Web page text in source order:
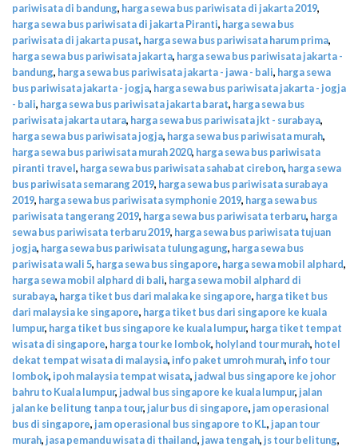
pariwisata di bandung, harga sewa bus pariwisata di jakarta 2019,
harga sewa bus pariwisata di jakarta Piranti, harga sewa bus
pariwisata di jakarta pusat, harga sewa bus pariwisata harum prima,
harga sewa bus pariwisata jakarta, harga sewa bus pariwisata jakarta -
bandung, harga sewa bus pariwisata jakarta - jawa - bali, harga sewa
bus pariwisata jakarta - jogja, harga sewa bus pariwisata jakarta - jogja
- bali, harga sewa bus pariwisata jakarta barat, harga sewa bus
pariwisata jakarta utara, harga sewa bus pariwisata jkt - surabaya,
harga sewa bus pariwisata jogja, harga sewa bus pariwisata murah,
harga sewa bus pariwisata murah 2020, harga sewa bus pariwisata
piranti travel, harga sewa bus pariwisata sahabat cirebon, harga sewa
bus pariwisata semarang 2019, harga sewa bus pariwisata surabaya
2019, harga sewa bus pariwisata symphonie 2019, harga sewa bus
pariwisata tangerang 2019, harga sewa bus pariwisata terbaru, harga
sewa bus pariwisata terbaru 2019, harga sewa bus pariwisata tujuan
jogja, harga sewa bus pariwisata tulungagung, harga sewa bus
pariwisata wali 5, harga sewa bus singapore, harga sewa mobil alphard,
harga sewa mobil alphard di bali, harga sewa mobil alphard di
surabaya, harga tiket bus dari malaka ke singapore, harga tiket bus
dari malaysia ke singapore, harga tiket bus dari singapore ke kuala
lumpur, harga tiket bus singapore ke kuala lumpur, harga tiket tempat
wisata di singapore, harga tour ke lombok, holyland tour murah, hotel
dekat tempat wisata di malaysia, info paket umroh murah, info tour
lombok, ipoh malaysia tempat wisata, jadwal bus singapore ke johor
bahru to Kuala lumpur, jadwal bus singapore ke kuala lumpur, jalan
jalan ke belitung tanpa tour, jalur bus di singapore, jam operasional
bus di singapore, jam operasional bus singapore to KL, japan tour
murah, jasa pemandu wisata di thailand, jawa tengah, js tour belitung,